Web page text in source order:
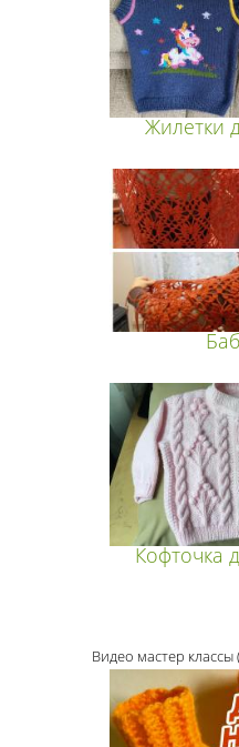
Жилетки
Кофточка
Видео мастер классы(